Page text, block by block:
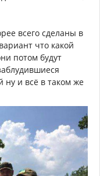
всего сделаны в
что какой
потом будут
ну и всё в таком же